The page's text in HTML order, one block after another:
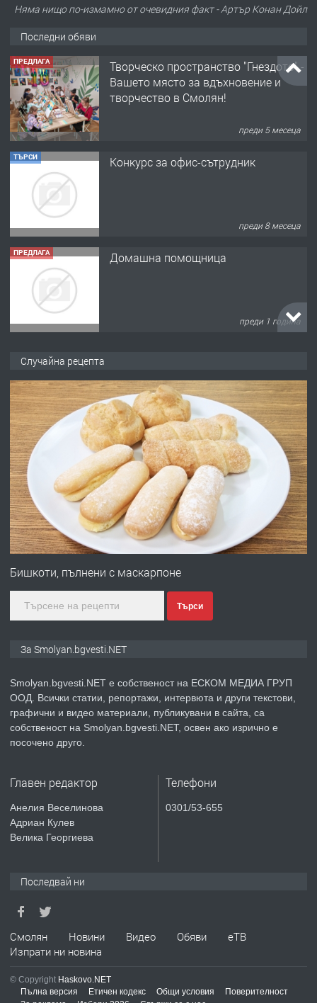
Няма нищо по-измамно от очевидния факт - Артър Конан Дойл
Последни обяви
ПРЕДЛАГА
Творческо пространство "Гнездото" -
Вашето място за вдъхновение и
творчество в Смолян!
преди 5 месеца
ТЪРСИ Конкурс за офис-сътрудник
преди 8 месеца
ПРЕДЛАГА Домашна помощница
преди 1 година
преди 2 години
ПРЕДЛАГА
УДЪЛЖАВАНЕ НА ЧОВЕШКИЯТ
ЖИВОТ И ПОДОБРЯВАНЕ НА
НЕГОВОТО КАЧЕСТВО
преди 2 години
ПРЕДЛАГА Имот в Северна Гърция, до Кавала
преди 2 години
ПРЕДЛАГА КЪЩА В МАРОНЯ
ТЪРСИ
преди 3 години
Случайна рецепта
Бишкоти, пълнени с маскарпоне
Търси
За Smolyan.bgvesti.NET
Smolyan.bgvesti.NET е собственост на ЕСКОМ МЕДИА ГРУП
ООД. Всички статии, репортажи, интервюта и други текстови,
графични и видео материали, публикувани в сайта, са
собственост на Smolyan.bgvesti.NET, освен ако изрично е
посочено друго.
Главен редактор
Анелия Веселинова
Адриан Кулев
Велика Георгиева
Телефони
0301/53-655
Последвай ни
Смолян Новини Видео Обяви
еТВ
Изпрати ни новина
© Copyright Haskovo.NET
Пълна версия
Етичен кодекс Общи условия
Поверителност